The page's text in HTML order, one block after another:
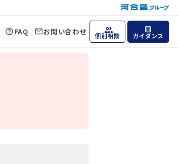
FAQ お問い合わせ 個別相談 ガイダンス